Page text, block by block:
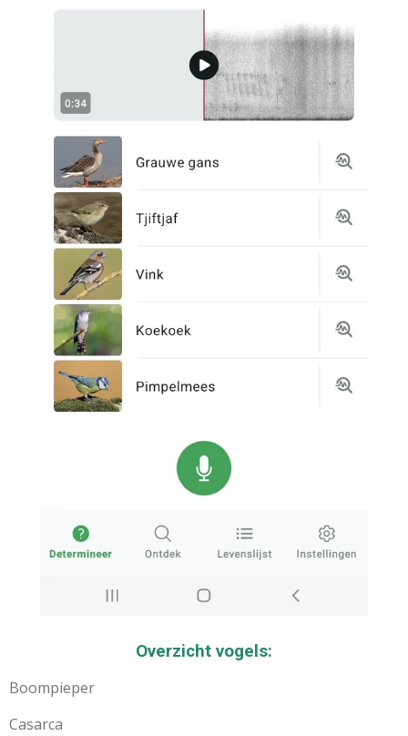
Overzicht vogels:
Boompieper
Casarca